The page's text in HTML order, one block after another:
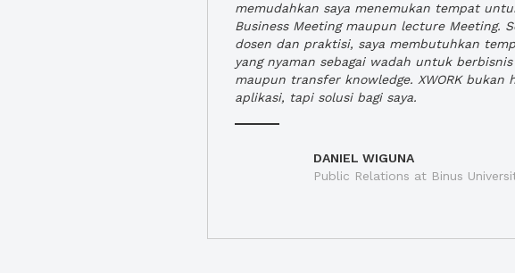
memudahkan saya menemukan tempat
Business Meeting maupun lecture Meeting.
dosen dan praktisi, saya membutuhkan
yang nyaman sebagai wadah untuk berbisnis
maupun transfer knowledge. XWORK bukan
aplikasi, tapi solusi bagi saya.
DANIEL WIGUNA
Public Relations at Binus